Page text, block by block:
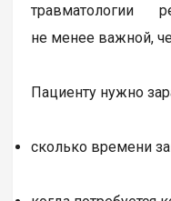
травматологии
не менее важной,
Пациенту нужно
сколько времени